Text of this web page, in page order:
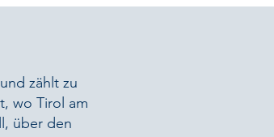
zählt zu
wo Tirol am
über den